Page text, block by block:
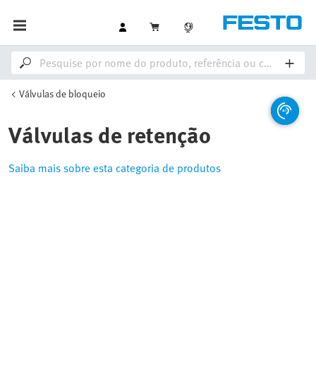
Válvulas de bloqueio
Válvulas de retenção
Saiba mais sobre esta categoria de produtos